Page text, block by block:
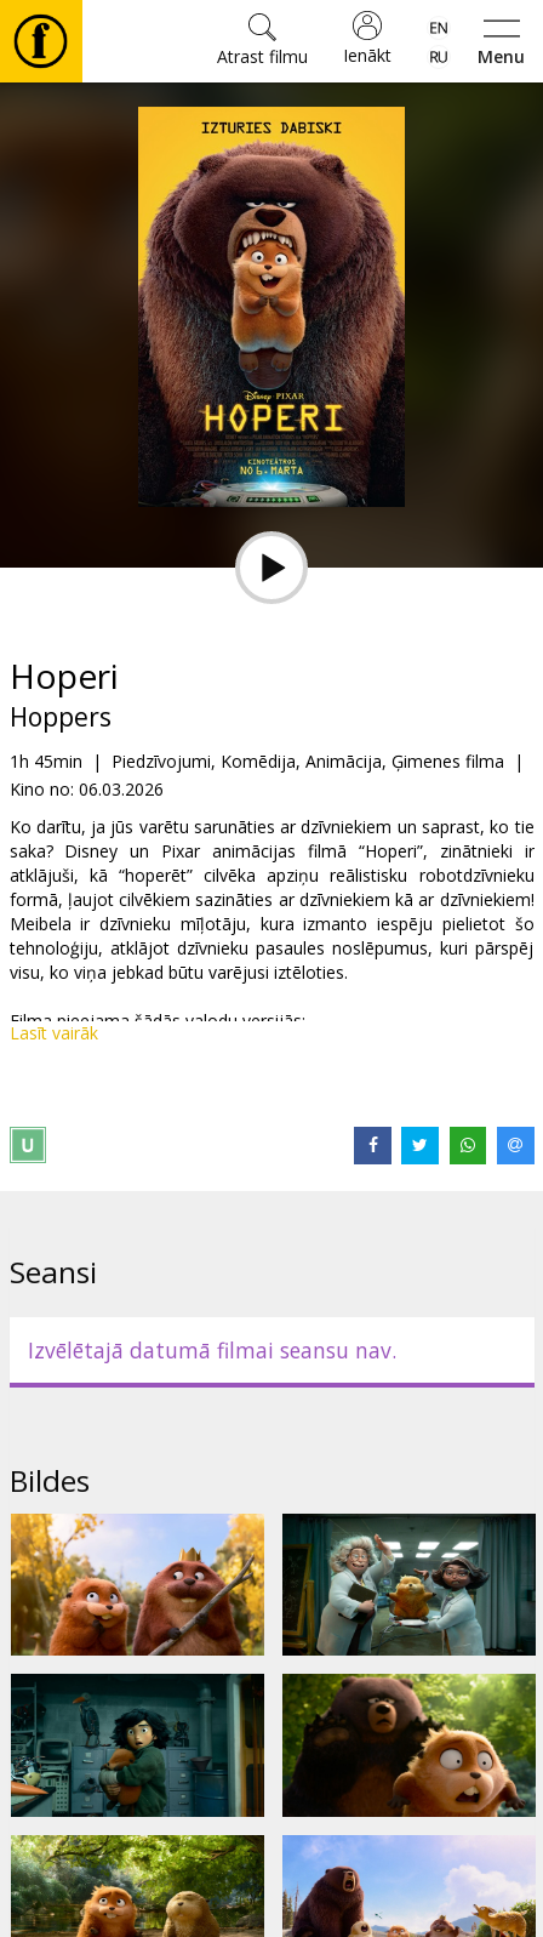
Menu
Ienākt
Atrast filmu
Pasākumi
B2B
Kino
Klubs
Hoperi
Hoppers
1h 45min | Piedzīvojumi, Komēdija, Animācija, Ģimenes filma
|
Kino no: 06.03.2026
Ko darītu, ja jūs varētu sarunāties ar dzīvniekiem un saprast, ko tie
saka? Disney un Pixar animācijas filmā “Hoperi”, zinātnieki ir
atklājuši, kā “hoperēt” cilvēka apziņu reālistisku robotdzīvnieku
formā, ļaujot cilvēkiem sazināties ar dzīvniekiem kā ar dzīvniekiem!
Meibela ir dzīvnieku mīļotāju, kura izmanto iespēju pielietot šo
tehnoloģiju, atklājot dzīvnieku pasaules noslēpumus, kuri pārspēj
visu, ko viņa jebkad būtu varējusi iztēloties.
Filma pieejama šādās valodu versijās:
Lasīt vairāk
Seansi
Izvēlētajā datumā filmai seansu nav.
Bildes